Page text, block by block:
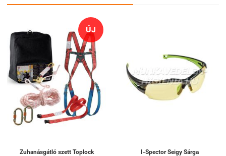
ÚJ
Zuhanásgátló szett Toplock
I-Spector Seigy Sárga